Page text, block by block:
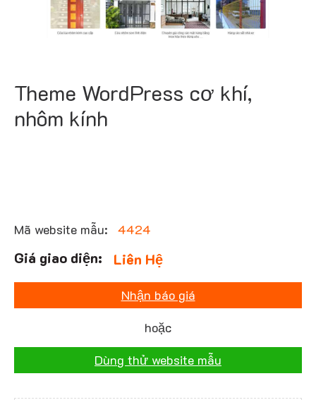
Theme WordPress cơ khí,
nhôm kính
Mã website mẫu: 4424
Liên Hệ
Nhận báo giá
hoặc
Dùng thử website mẫu